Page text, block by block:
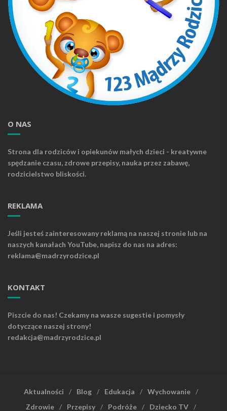
O NAS
Strona dla rodziców i opiekunów małych dzieci - kreatywne
spędzanie czasu, zdrowe przepisy, nauka przez zabawę,
rodzicielstwo bliskości.
REKLAMA
Jeśli jesteś zainteresowany reklamą na naszej stronie lub na
naszych kanałach YouTube, napisz do nas na adres:
reklama@madrzyrodzice.pl
KONTAKT
Piszcie do nas! Czekamy na wasze sugestie i pomysły
dotyczące naszej strony!
redakcja@madrzyrodzice.pl
Aktualności Blog Edukacja
Wychowanie
Zdrowie
Przepisy Podróże Dziecko TV